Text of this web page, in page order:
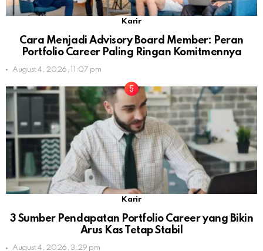
Karir
Cara Menjadi Advisory Board Member: Peran
Portfolio Career Paling Ringan Komitmennya
August 4, 2026, 11:07 pm
Karir
3 Sumber Pendapatan Portfolio Career yang Bikin
Arus Kas Tetap Stabil
August 4, 2026, 3:29 pm